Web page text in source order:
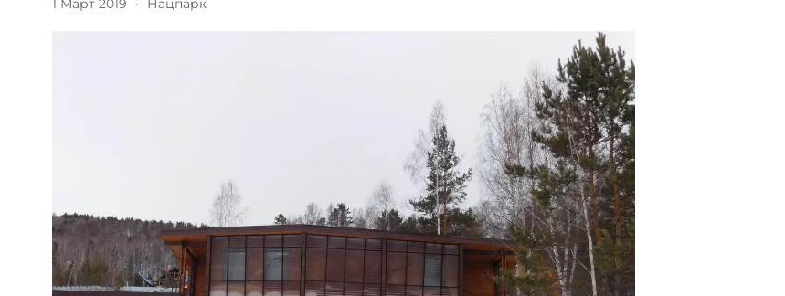
1 Март 2019 · Нацпарк